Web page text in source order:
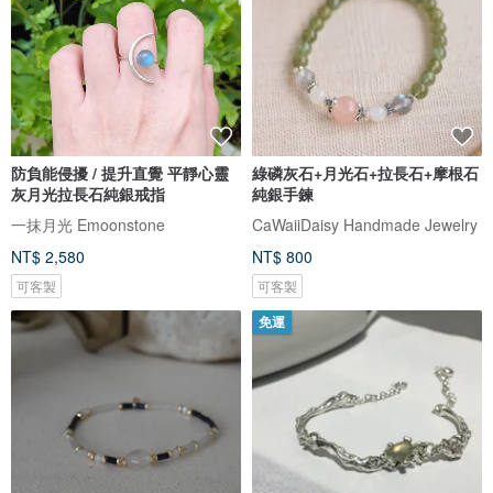
防負能侵擾 / 提升直覺 平靜心靈
灰月光拉長石純銀戒指
一抹月光 Emoonstone
NT$ 2,580
可客製
綠磷灰石+月光石+拉長石+摩根石
純銀手鍊
CaWaiiDaisy Handmade Jewelry
NT$ 800
可客製
免運